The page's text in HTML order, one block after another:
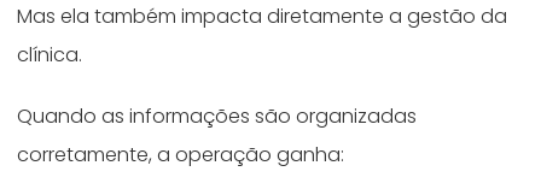
Mas ela também impacta diretamente a gestão da
clínica.
Quando as informações são organizadas
corretamente, a operação ganha: